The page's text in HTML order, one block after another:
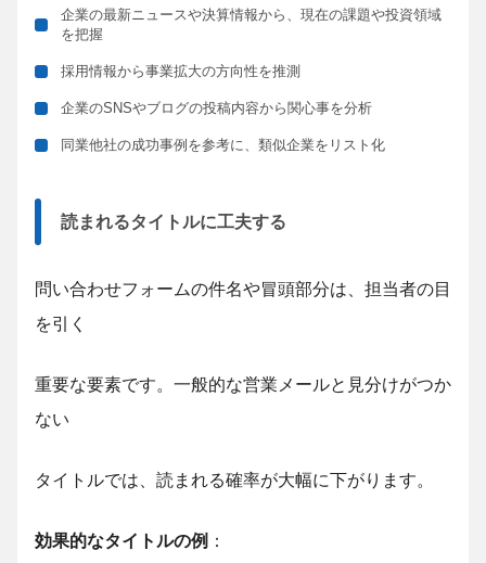
企業の最新ニュースや決算情報から、現在の課題や投資領域
を把握
採用情報から事業拡大の方向性を推測
企業のSNSやブログの投稿内容から関心事を分析
同業他社の成功事例を参考に、類似企業をリスト化
読まれるタイトルに工夫する
問い合わせフォームの件名や冒頭部分は、担当者の目
を引く
重要な要素です。一般的な営業メールと見分けがつか
ない
タイトルでは、読まれる確率が大幅に下がります。
効果的なタイトルの例 ：